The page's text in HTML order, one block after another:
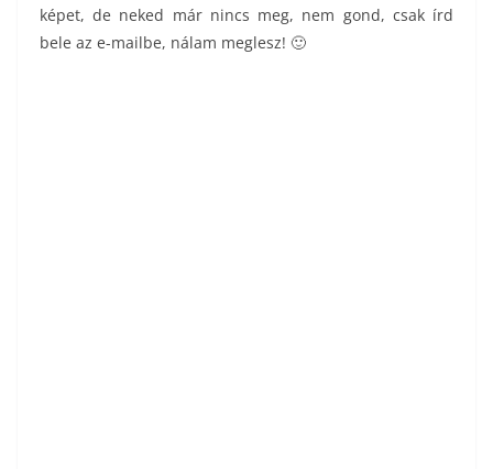
képet, de neked már nincs meg, nem gond, csak írd
bele az e-mailbe, nálam meglesz! 🙂